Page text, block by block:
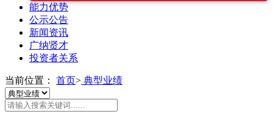
能力优势
公示公告
新闻资讯
广纳贤才
投资者关系
当前位置： 首页> 典型业绩